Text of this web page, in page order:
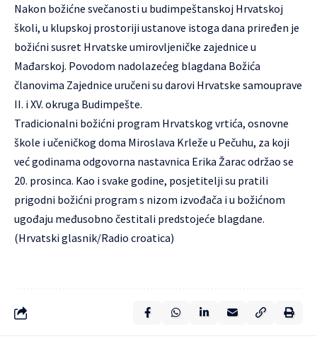
Nakon božićne svečanosti u budimpeštanskoj Hrvatskoj
školi, u klupskoj prostoriji ustanove istoga dana priređen je
božićni susret Hrvatske umirovljeničke zajednice u
Mađarskoj. Povodom nadolazećeg blagdana Božića
članovima Zajednice uručeni su darovi Hrvatske samouprave
II. i XV. okruga Budimpešte.
Tradicionalni božićni program Hrvatskog vrtića, osnovne
škole i učeničkog doma Miroslava Krleže u Pečuhu, za koji
već godinama odgovorna nastavnica Erika Žarac održao se
20. prosinca. Kao i svake godine, posjetitelji su pratili
prigodni božićni program s nizom izvođača i u božićnom
ugođaju međusobno čestitali predstojeće blagdane.
(Hrvatski glasnik/Radio croatica)